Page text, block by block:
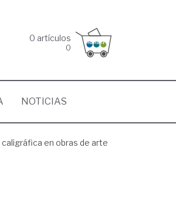
0 artículos
0
NOTICIAS
caligráfica en obras de arte